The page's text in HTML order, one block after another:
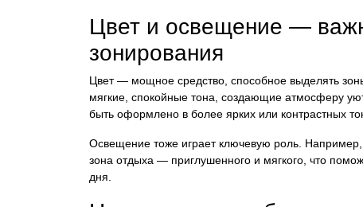
Цвет и освещение —
зонирования
Цвет — мощное средство, способное выделять
мягкие, спокойные тона, создающие атмосферу
быть оформлено в более ярких или контрастных
Освещение тоже играет ключевую роль.
зона отдыха — приглушенного и мягкого, что
дня.